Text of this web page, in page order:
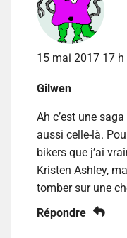
15 mai 2017 17 h
Gilwen
Ah c’est une
aussi celle-là.
bikers que j’ai
Kristen Ashley,
tomber sur une
Répondre